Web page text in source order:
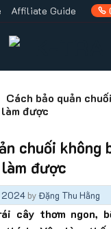
Affiliate Guide
Cách bảo quản
được
chuối không
được
2024 byĐặng Thu Hằng
cây thơm ngon,